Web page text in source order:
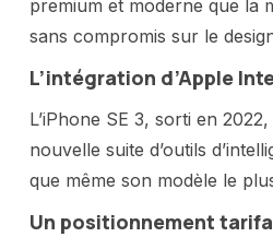
premium et moderne que la
sans compromis sur le
L’intégration d’Apple
L’iPhone SE 3, sorti en
nouvelle suite d’outils
que même son modèle le
Un positionnement